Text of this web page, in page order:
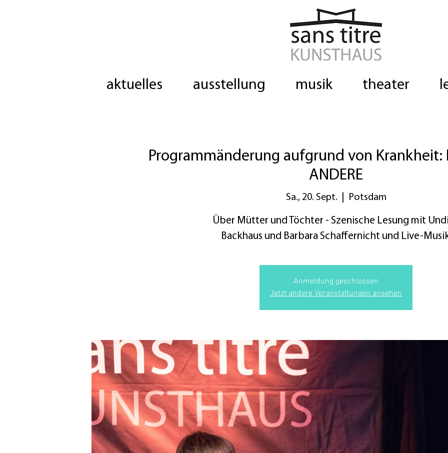
aktuelles ausstellung musik theater
Programmänderung aufgrund von Krankheit:
ANDERE
Sa., 20. Sept. Potsdam
Über Mütter und Töchter - Szenische Lesung mit
Backhaus und Barbara Schaffernicht und Live-
Anmeldung geschlossen
Jetzt andere Veranstaltungen ansehen